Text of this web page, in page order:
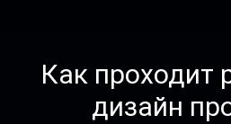
Как проходит
дизайн